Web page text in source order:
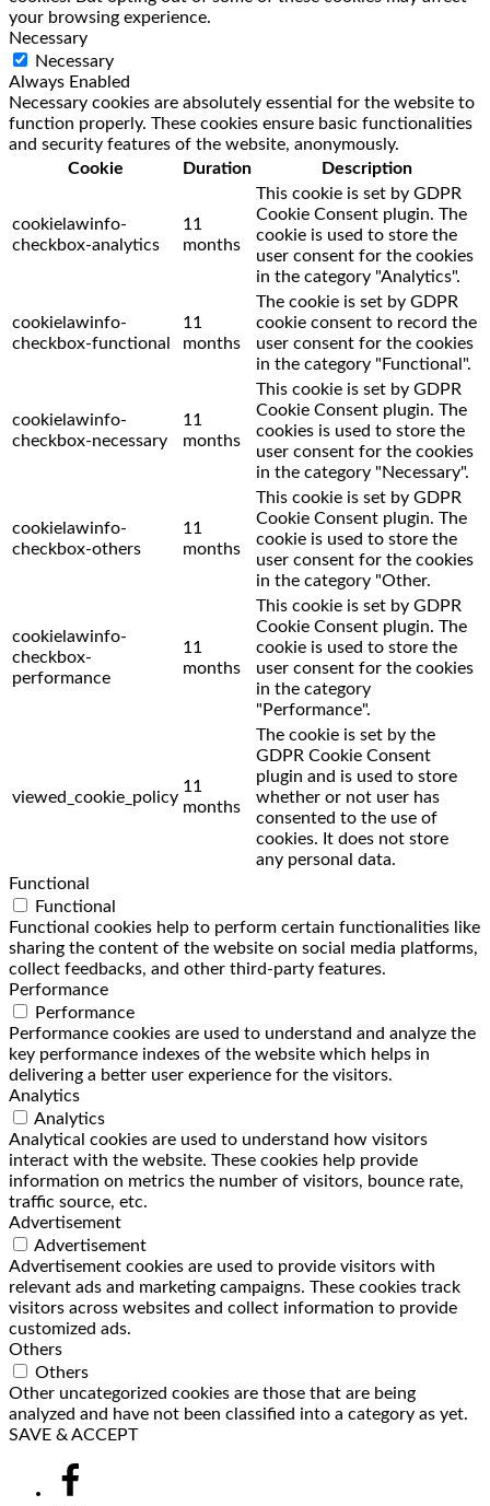
your browsing experience.
Necessary
Necessary
Always Enabled
Necessary cookies are absolutely essential for the website to
function properly. These cookies ensure basic functionalities
and security features of the website, anonymously.
Cookie
Duration Description
cookielawinfo-
checkbox-analytics
11
months
This cookie is set by GDPR
Cookie Consent plugin. The
cookie is used to store the
user consent for the cookies
in the category "Analytics".
cookielawinfo-
checkbox-functional
11
months
The cookie is set by GDPR
cookie consent to record the
user consent for the cookies
in the category "Functional".
cookielawinfo-
checkbox-necessary
11
months
This cookie is set by GDPR
Cookie Consent plugin. The
cookies is used to store the
user consent for the cookies
in the category "Necessary".
cookielawinfo-
checkbox-others
11
months
This cookie is set by GDPR
Cookie Consent plugin. The
cookie is used to store the
user consent for the cookies
in the category "Other.
cookielawinfo-
checkbox-
performance
11
months
This cookie is set by GDPR
Cookie Consent plugin. The
cookie is used to store the
user consent for the cookies
in the category
"Performance".
viewed_cookie_policy
11
months
The cookie is set by the
GDPR Cookie Consent
plugin and is used to store
whether or not user has
consented to the use of
cookies. It does not store
any personal data.
Functional
Functional
Functional cookies help to perform certain functionalities like
sharing the content of the website on social media platforms,
collect feedbacks, and other third-party features.
Performance
Performance
Performance cookies are used to understand and analyze the
key performance indexes of the website which helps in
delivering a better user experience for the visitors.
Analytics
Analytics
Analytical cookies are used to understand how visitors
interact with the website. These cookies help provide
information on metrics the number of visitors, bounce rate,
traffic source, etc.
Advertisement
Advertisement
Advertisement cookies are used to provide visitors with
relevant ads and marketing campaigns. These cookies track
visitors across websites and collect information to provide
customized ads.
Others
Others
Other uncategorized cookies are those that are being
analyzed and have not been classified into a category as yet.
SAVE & ACCEPT